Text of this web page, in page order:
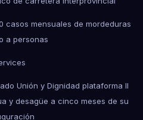
casos mensuales de mordeduras
a personas
Unión y Dignidad plataforma II
y desagüe a cinco meses de su